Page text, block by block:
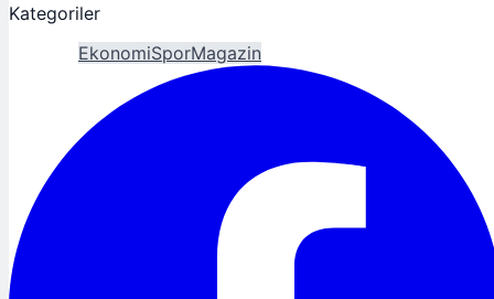
Kategoriler
EkonomiSporMagazin